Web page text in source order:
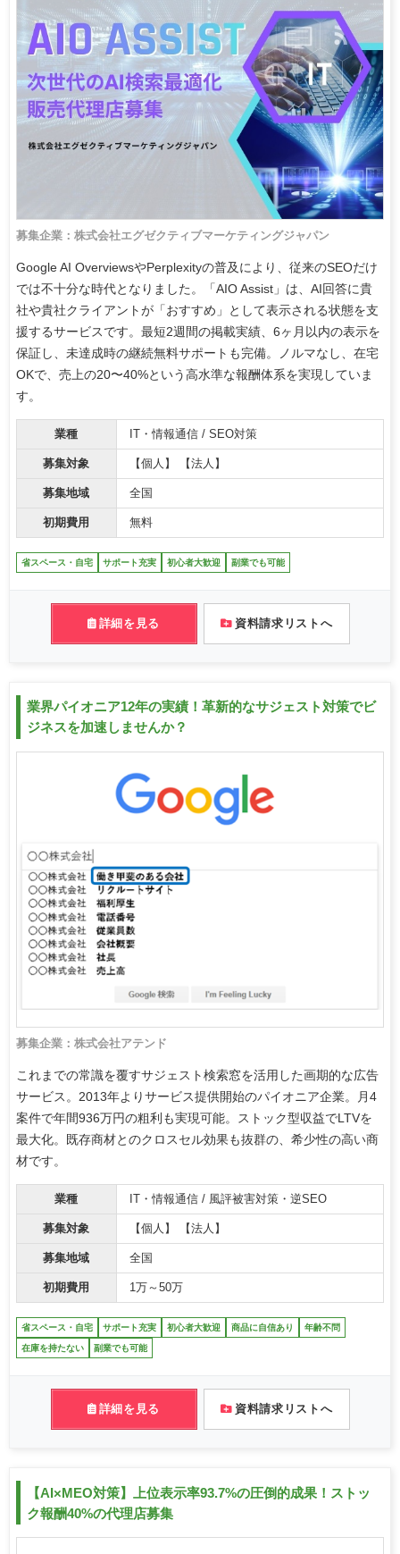
募集企業：株式会社エグゼクティブマーケティングジャパン
Google AI OverviewsやPerplexityの普及により、従来のSEOだけ
では不十分な時代となりました。「AIO Assist」は、AI回答に貴
社や貴社クライアントが「おすすめ」として表示される状態を支
援するサービスです。最短2週間の掲載実績、6ヶ月以内の表示を
保証し、未達成時の継続無料サポートも完備。ノルマなし、在宅
OKで、売上の20〜40%という高水準な報酬体系を実現していま
す。
業種 IT・情報通信 / SEO対策
募集対象 【個人】 【法人】
募集地域 全国
初期費用 無料
省スペース・自宅 サポート充実 初心者大歓迎 副業でも可能
詳細を見る 資料請求リストへ
業界パイオニア12年の実績！革新的なサジェスト対策でビ
ジネスを加速しませんか？
募集企業：株式会社アテンド
これまでの常識を覆すサジェスト検索窓を活用した画期的な広告
サービス。2013年よりサービス提供開始のパイオニア企業。月4
案件で年間936万円の粗利も実現可能。ストック型収益でLTVを
最大化。既存商材とのクロスセル効果も抜群の、希少性の高い商
材です。
業種 IT・情報通信 / 風評被害対策・逆SEO
募集対象 【個人】 【法人】
募集地域 全国
初期費用 1万～50万
省スペース・自宅 サポート充実 初心者大歓迎 商品に自信あり 年齢不問
在庫を持たない 副業でも可能
詳細を見る 資料請求リストへ
【AI×MEO対策】上位表示率93.7%の圧倒的成果！ストッ
ク報酬40%の代理店募集